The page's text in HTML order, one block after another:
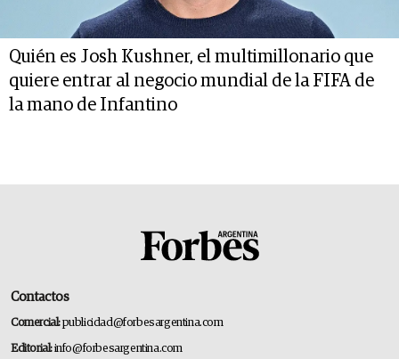
Quién es Josh Kushner, el multimillonario que
quiere entrar al negocio mundial de la FIFA de
la mano de Infantino
Contactos
Comercial:publicidad@forbesargentina.com
Editorial:info@forbesargentina.com